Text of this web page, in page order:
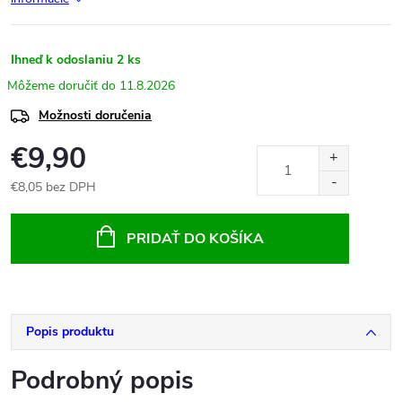
Ihneď k odoslaniu 2 ks
11.8.2026
Možnosti doručenia
€9,90
€8,05 bez DPH
PRIDAŤ DO KOŠÍKA
Popis produktu
Podrobný popis